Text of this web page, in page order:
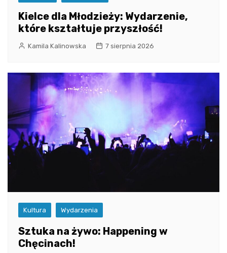
Kielce dla Młodzieży: Wydarzenie,
które kształtuje przyszłość!
Kamila Kalinowska 7 sierpnia 2026
Kultura Wydarzenia
Sztuka na żywo: Happening w
Chęcinach!